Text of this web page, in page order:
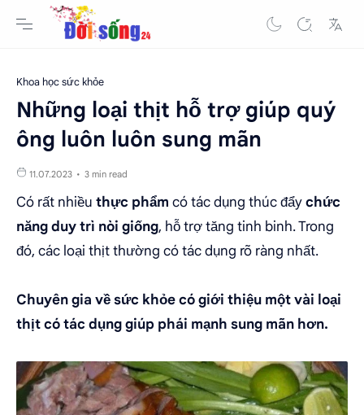
Khoa học sức khỏe
Những loại thịt hỗ trợ giúp quý
ông luôn luôn sung mãn
3 min read
Có rất nhiều thực phẩm có tác dụng thúc đẩychức
năng duy trì nòi giống, hỗ trợ tăng tinh binh. Trong
đó, các loại thịt thường có tác dụng rõ ràng nhất.
Chuyên gia về sức khỏe có giới thiệu một vài loại
thịt có tác dụng giúp phái mạnh sung mãn hơn.